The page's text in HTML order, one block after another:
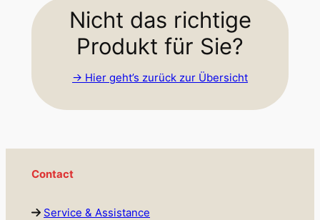
Nicht das richtige
Produkt für Sie?
-> Hier geht’s zurück zur Übersicht
Contact
Service & Assistance